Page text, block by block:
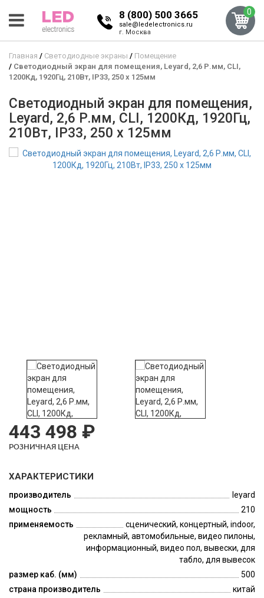
8 (800) 500 3665
sale@ledelectronics.ru
г. Москва
0
Главная Светодиодные экраны
Помещение
Светодиодный экран для помещения, Leyard, 2,6 Р.мм, CLI,
1200Кд, 1920Гц, 210Вт, IP33, 250 x 125мм
Светодиодный экран для помещения,
Leyard, 2,6 Р.мм, CLI, 1200Кд, 1920Гц,
210Вт, IP33, 250 x 125мм
443 498 ₽
РОЗНИЧНАЯ ЦЕНА
ХАРАКТЕРИСТИКИ
производитель
leyard
мощность
210
применяемость
сценический, концертный, indoor,
рекламный, автомобильные, видео пилоны,
информационный, видео пол, вывески, для
табло, для вывесок
размер каб. (мм)
500
страна производитель
китай